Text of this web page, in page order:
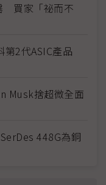
買家「祕而不
2代ASIC產品
Musk捨超微全面
448G為銅